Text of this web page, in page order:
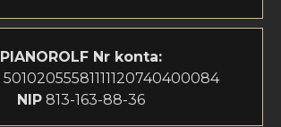
PIANOROLF Nr konta:
50102055581111120740400084
NIP813-163-88-36